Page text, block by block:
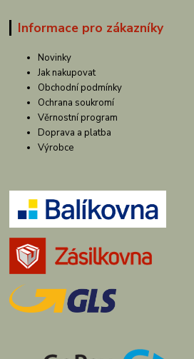
Informace pro zákazníky
Novinky
Jak nakupovat
Obchodní podmínky
Ochrana soukromí
Věrnostní program
Doprava a platba
Výrobce